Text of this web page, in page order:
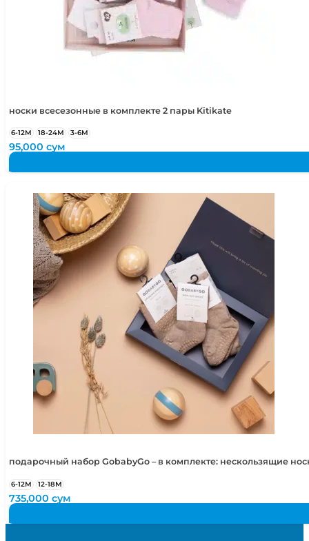
носки всесезонные в комплекте 2 пары Kitikate
6-12М 18-24М 3-6М
95,000сум
подарочный набор GobabyGo – в комплекте: нескользящие
6-12М 12-18М
735,000сум